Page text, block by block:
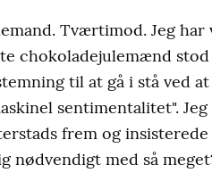
Tværtimod. Jeg
chokoladejulemænd stod
til at gå i stå ved
sentimentalitet".
frem og
nødvendigt med så